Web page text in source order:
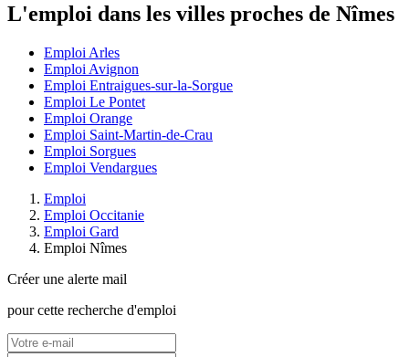
L'emploi dans les villes proches de Nîmes
Emploi Arles
Emploi Avignon
Emploi Entraigues-sur-la-Sorgue
Emploi Le Pontet
Emploi Orange
Emploi Saint-Martin-de-Crau
Emploi Sorgues
Emploi Vendargues
Emploi
Emploi Occitanie
Emploi Gard
Emploi Nîmes
Créer une alerte mail
pour cette recherche d'emploi